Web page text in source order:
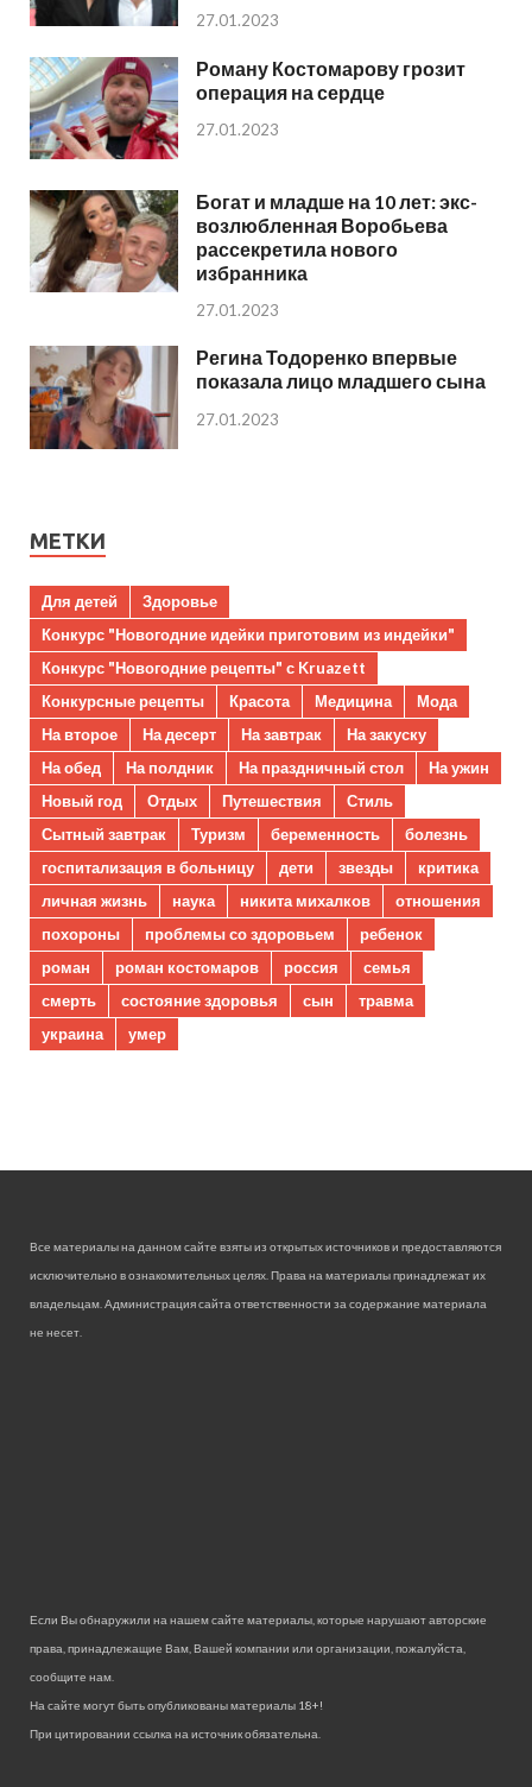
27.01.2023
Роману Костомарову грозит
операция на сердце
27.01.2023
Богат и младше на 10 лет: экс-
возлюбленная Воробьева
рассекретила нового
избранника
27.01.2023
Регина Тодоренко впервые
показала лицо младшего сына
27.01.2023
МЕТКИ
Для детей
Здоровье
Конкурс "Новогодние идейки приготовим из индейки"
Конкурс "Новогодние рецепты" с Kruazett
Конкурсные рецепты
Красота Медицина
Мода
На второе
На десерт На завтрак
На закуску
На обед
На полдник На праздничный стол
На ужин
Новый год
Отдых Путешествия
Стиль
Сытный завтрак
Туризм беременность
болезнь
госпитализация в больницу
дети звезды
критика
личная жизнь
наука никита михалков
отношения
похороны
проблемы со здоровьем
ребенок
роман
роман костомаров россия
семья
смерть
состояние здоровья сын
травма
украина
умер
Все материалы на данном сайте взяты из открытых источников и предоставляются
исключительно в ознакомительных целях. Права на материалы принадлежат их
владельцам. Администрация сайта ответственности за содержание материала
не несет.
Если Вы обнаружили на нашем сайте материалы, которые нарушают авторские
права, принадлежащие Вам, Вашей компании или организации, пожалуйста,
сообщите нам.
На сайте могут быть опубликованы материалы 18+!
При цитировании ссылка на источник обязательна.